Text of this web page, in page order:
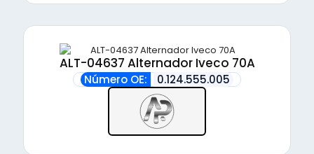
ALT-04637 Alternador Iveco 70A
Número OE: 0.124.555.005